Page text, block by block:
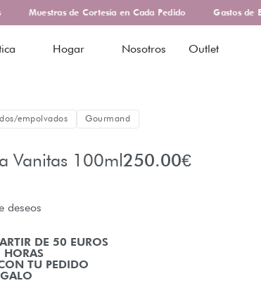
Muestras de Cortesía en Cada Pedido Gastos de
Hogar Nosotros Outlet
empolvados Gourmand
Vanitas 100ml250.00€
deseos
DE 50 EUROS
HORAS
TU PEDIDO